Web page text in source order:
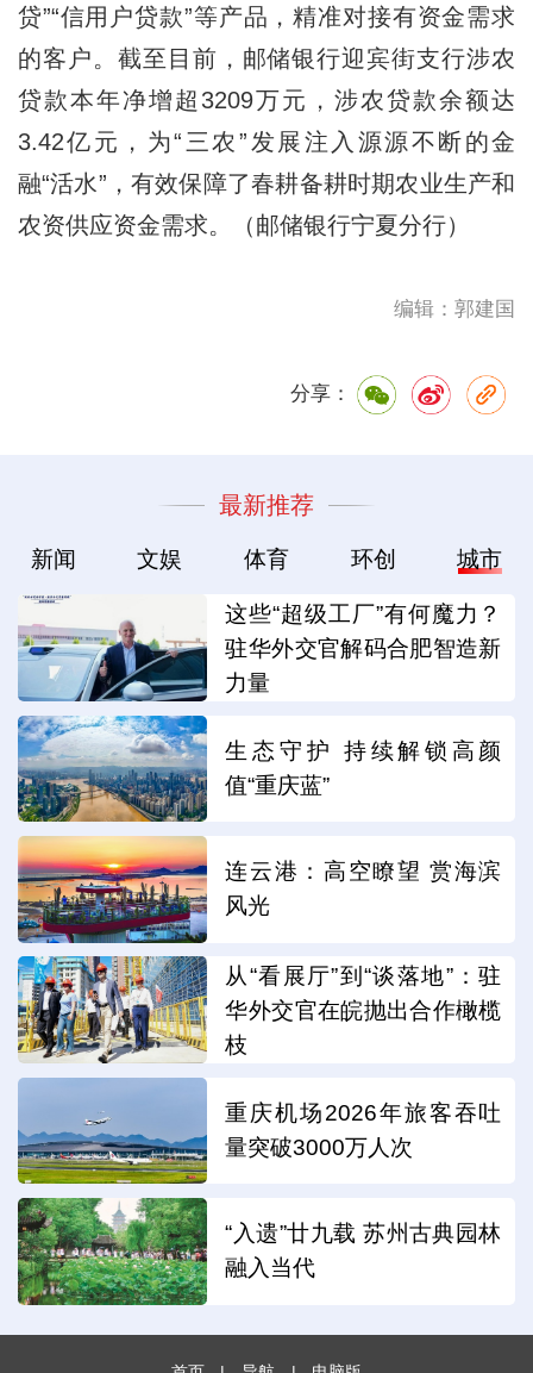
贷”“信用户贷款”等产品，精准对接有资金需求
的客户。截至目前，邮储银行迎宾街支行涉农
贷款本年净增超3209万元，涉农贷款余额达
3.42亿元，为“三农”发展注入源源不断的金
融“活水”，有效保障了春耕备耕时期农业生产和
农资供应资金需求。（邮储银行宁夏分行）
编辑：郭建国
分享：
最新推荐
新闻 文娱 体育 环创 城市
这些“超级工厂”有何魔力？
驻华外交官解码合肥智造新
力量
生态守护 持续解锁高颜
值“重庆蓝”
连云港：高空瞭望 赏海滨
风光
从“看展厅”到“谈落地”：驻
华外交官在皖抛出合作橄榄
枝
重庆机场2026年旅客吞吐
量突破3000万人次
“入遗”廿九载 苏州古典园林
融入当代